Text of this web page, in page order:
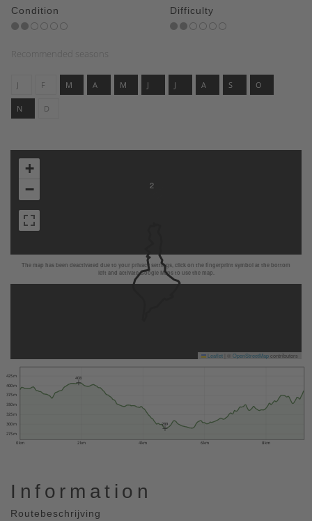
Condition Difficulty
Recommended seasons
J F M A M J J A S O
N D
The map has been deactivated due to your privacy settings, click on the fingerprint symbol at the bottom
left and activate Google Maps to use the map.
2
+
−
Leaflet OpenStreetMapcontributors
0 km 2 km 4 km 6 km 8 km
275 m
300 m
325 m
350 m
375 m
400 m
425 m
289
408
Information
Routebeschrijving